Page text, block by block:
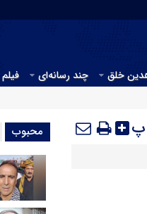
خلق چند رسانه‌ای فیلم
پ محبوب